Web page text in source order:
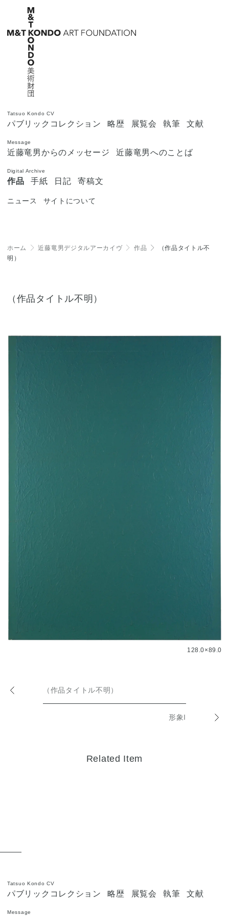
Tatsuo Kondo CV
パブリックコレクション 略歴 展覧会 執筆 文献
Message
近藤竜男からのメッセージ 近藤竜男へのことば
Digital Archive
作品 手紙 日記 寄稿文
ニュース サイトについて
ホーム ＞ 近藤竜男デジタルアーカイヴ ＞ 作品 ＞
（作品タイトル不
明）
（作品タイトル不明）
128.0×89.0
（作品タイトル不明）
形象I
Related Item
Tatsuo Kondo CV
パブリックコレクション 略歴 展覧会 執筆 文献
Message